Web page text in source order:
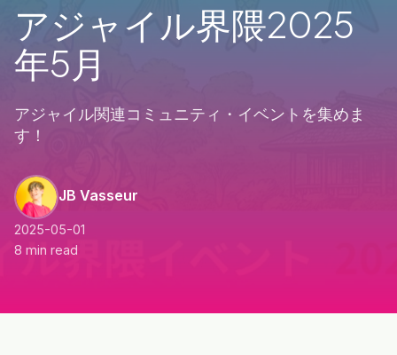
アジャイル界隈2025
年5月
アジャイル関連コミュニティ・イベントを集めま
す！
JB Vasseur
2025-05-01
8 min read